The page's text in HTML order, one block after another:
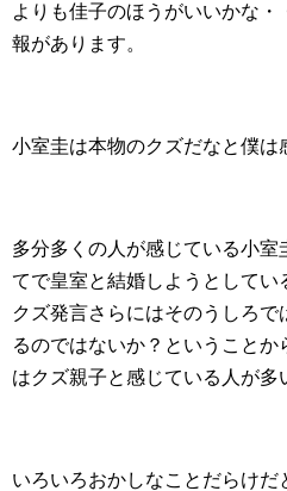
よりも佳子のほうがいいかな
報があります。
小室圭は本物のクズだなと僕は
多分多くの人が感じている小室
てで皇室と結婚しようとしてい
クズ発言さらにはそのうしろ
るのではないか？ということ
はクズ親子と感じている人が多
いろいろおかしなことだらけだ